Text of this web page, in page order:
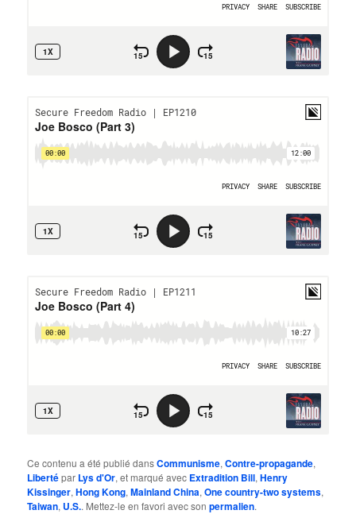
Ce contenu a été publié dansCommunisme,Contre-propagande,
Libertépar Lys d'Or, et marqué avec Extradition Bill,Henry
Kissinger,Hong Kong,Mainland China,One country-two systems,
Taiwan, U.S.. Mettez-le en favori avec sonpermalien.